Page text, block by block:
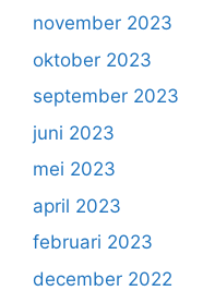
november 2023
oktober 2023
september 2023
juni 2023
mei 2023
april 2023
februari 2023
december 2022